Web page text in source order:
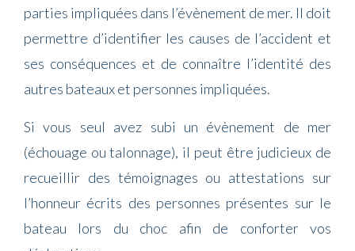
parties impliquées dans l’évènement de mer. Il doit
permettre d’identifier les causes de l’accident et
ses conséquences et de connaître l’identité des
autres bateaux et personnes impliquées.
Si vous seul avez subi un évènement de mer
(échouage ou talonnage), il peut être judicieux de
recueillir des témoignages ou attestations sur
l’honneur écrits des personnes présentes sur le
bateau lors du choc afin de conforter vos